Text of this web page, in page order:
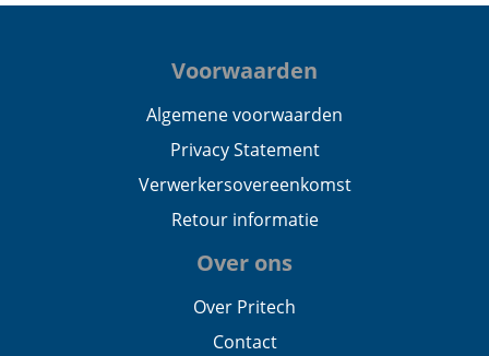
Voorwaarden
Algemene voorwaarden
Privacy Statement
Verwerkersovereenkomst
Retour informatie
Over ons
Over Pritech
Contact